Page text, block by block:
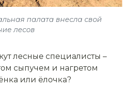
палата внесла свой
лесов
лесные специалисты –
сыпучем и нагретом
или ёлочка?